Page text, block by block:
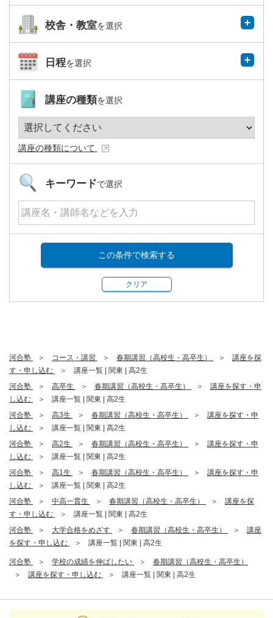
校舎・教室を選択
日程を選択
講座の種類を選択
講座の種類について
キーワードで選択
この条件で検索する
クリア
河合塾 コース・講習 春期講習（高校生・高卒生）
講座を探
す・申し込む
講座一覧 | 関東 | 高2生
河合塾
高卒生 春期講習（高校生・高卒生）
講座を探す・申
し込む
講座一覧 | 関東 | 高2生
河合塾
高3生 春期講習（高校生・高卒生）
講座を探す・申
し込む
講座一覧 | 関東 | 高2生
河合塾
高2生 春期講習（高校生・高卒生）
講座を探す・申
し込む
講座一覧 | 関東 | 高2生
河合塾
高1生 春期講習（高校生・高卒生）
講座を探す・申
し込む
講座一覧 | 関東 | 高2生
河合塾
中高一貫生 春期講習（高校生・高卒生）
講座を探
す・申し込む
講座一覧 | 関東 | 高2生
河合塾
大学合格をめざす 春期講習（高校生・高卒生）
講座
を探す・申し込む
講座一覧 | 関東 | 高2生
河合塾 学校の成績を伸ばしたい
春期講習（高校生・高卒生）
講座を探す・申し込む
講座一覧 | 関東 | 高2生